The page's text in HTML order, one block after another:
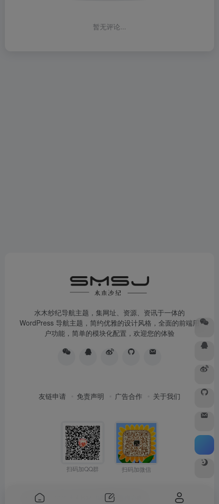
暂无评论...
水木纱纪导航主题，集网址、资源、资讯于一体的
WordPress 导航主题，简约优雅的设计风格，全面的前端用
户功能，简单的模块化配置，欢迎您的体验
友链申请 免责声明 广告合作 关于我们
扫码加QQ群 扫码加微信
Copyright © 2026 OneNav